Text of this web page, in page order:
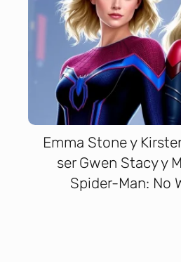
Emma Stone y
ser Gwen Stacy y
Spider-Man: No